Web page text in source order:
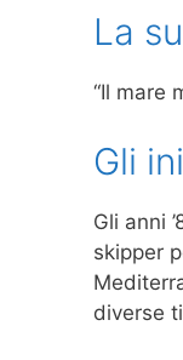
La
“Il mare
Gli
Gli anni
skipper
diverse